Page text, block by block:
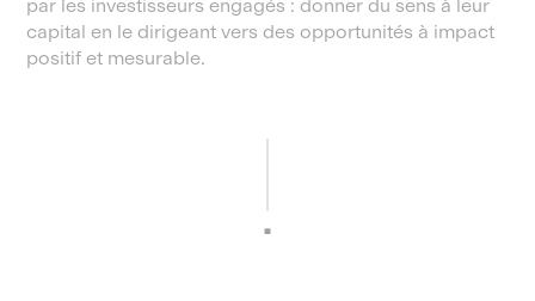
par les investisseurs engagés : donner du sens à leur
capital en le dirigeant vers des opportunités à impact
positif et mesurable.